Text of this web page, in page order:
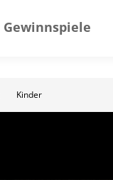
Gewinnspiele
Kinder